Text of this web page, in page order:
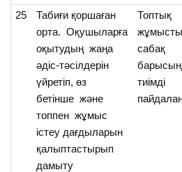
25
Табиғи қоршаған
орта. Оқушыларға
оқытудың жаңа
әдіс-тәсілдерін
үйретіп, өз
бетінше және
топпен жұмыс
істеу дағдыларын
қалыптастырып
дамыту
Топтық
жұмысты
сабақ
тиімді